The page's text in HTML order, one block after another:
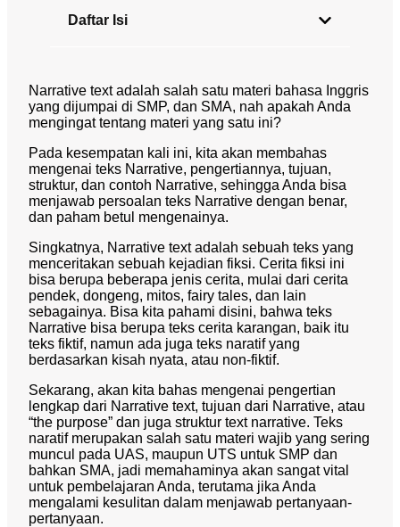
Narrative text adalah salah satu materi bahasa Inggris
yang dijumpai di SMP, dan SMA, nah apakah Anda
mengingat tentang materi yang satu ini?
Pada kesempatan kali ini, kita akan membahas
mengenai teks Narrative, pengertiannya, tujuan,
struktur, dan contoh Narrative, sehingga Anda bisa
menjawab persoalan teks Narrative dengan benar,
dan paham betul mengenainya.
Singkatnya, Narrative text adalah sebuah teks yang
menceritakan sebuah kejadian fiksi. Cerita fiksi ini
bisa berupa beberapa jenis cerita, mulai dari cerita
pendek, dongeng, mitos, fairy tales, dan lain
sebagainya. Bisa kita pahami disini, bahwa teks
Narrative bisa berupa teks cerita karangan, baik itu
teks fiktif, namun ada juga teks naratif yang
berdasarkan kisah nyata, atau non-fiktif.
Sekarang, akan kita bahas mengenai pengertian
lengkap dari Narrative text, tujuan dari Narrative, atau
“the purpose” dan juga struktur text narrative. Teks
naratif merupakan salah satu materi wajib yang sering
muncul pada UAS, maupun UTS untuk SMP dan
bahkan SMA, jadi memahaminya akan sangat vital
untuk pembelajaran Anda, terutama jika Anda
mengalami kesulitan dalam menjawab pertanyaan-
pertanyaan.
Daftar Isi